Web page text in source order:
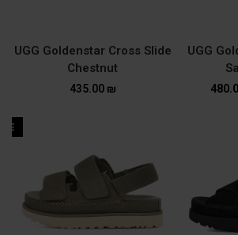
UGG
UGG Goldenstar Cross Slide
Chestnut
435.00 ₪